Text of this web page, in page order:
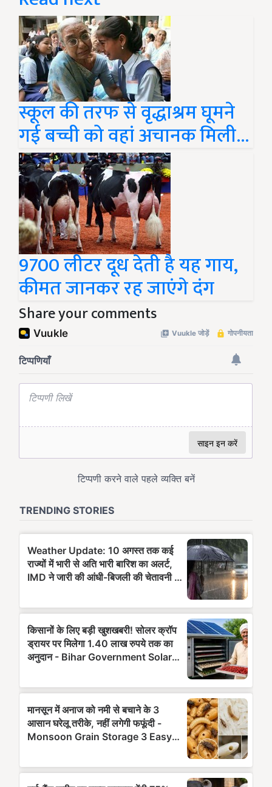
स्कूल की तरफ से वृद्धाश्रम घूमने
गई बच्ची को वहां अचानक मिली...
9700 लीटर दूध देती है यह गाय,
कीमत जानकर रह जाएंगे दंग
Share your comments